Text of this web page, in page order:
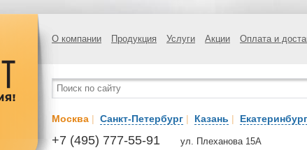
О компании Продукция Услуги Акции Оплата и
Москва | Санкт-Петербург | Казань | Екатеринбург
+7 (495) 777-55-91 ул. Плеханова 15А